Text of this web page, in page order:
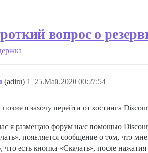
вопрос о
(adiru) 25.Май.2020 00:27:54
1
позже я захочу перейти от хостинга
я размещаю форум на/с помощью
появляется сообщение о том, что
что есть кнопка «Скачать», после